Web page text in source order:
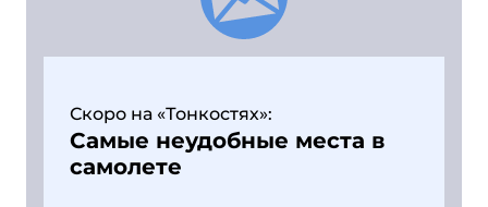
Скоро на «Тонкостях»:
Самые неудобные места в
самолете